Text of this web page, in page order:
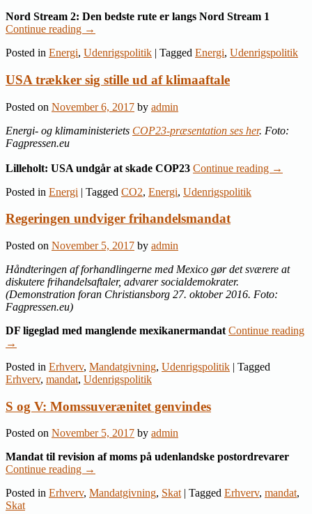
Nord Stream 2: Den bedste rute er langs Nord Stream 1
Continue reading →
Posted in Energi, Udenrigspolitik | Tagged Energi, Udenrigspolitik
USA trækker sig stille ud af klimaaftale
Posted on November 6, 2017 by admin
Energi- og klimaministeriets COP23-præsentation ses her. Foto:
Fagpressen.eu
Lilleholt: USA undgår at skade COP23 Continue reading →
Posted in Energi | Tagged CO2, Energi, Udenrigspolitik
Regeringen undviger frihandelsmandat
Posted on November 5, 2017 by admin
Håndteringen af forhandlingerne med Mexico gør det sværere at
diskutere frihandelsaftaler, advarer socialdemokrater.
(Demonstration foran Christiansborg 27. oktober 2016. Foto:
Fagpressen.eu)
DF ligeglad med manglende mexikanermandat Continue reading
→
Posted in Erhverv, Mandatgivning, Udenrigspolitik | Tagged
Erhverv, mandat, Udenrigspolitik
S og V: Momssuverænitet genvindes
Posted on November 5, 2017 by admin
Mandat til revision af moms på udenlandske postordrevarer
Continue reading →
Posted in Erhverv, Mandatgivning, Skat Tagged Erhverv, mandat,
Skat